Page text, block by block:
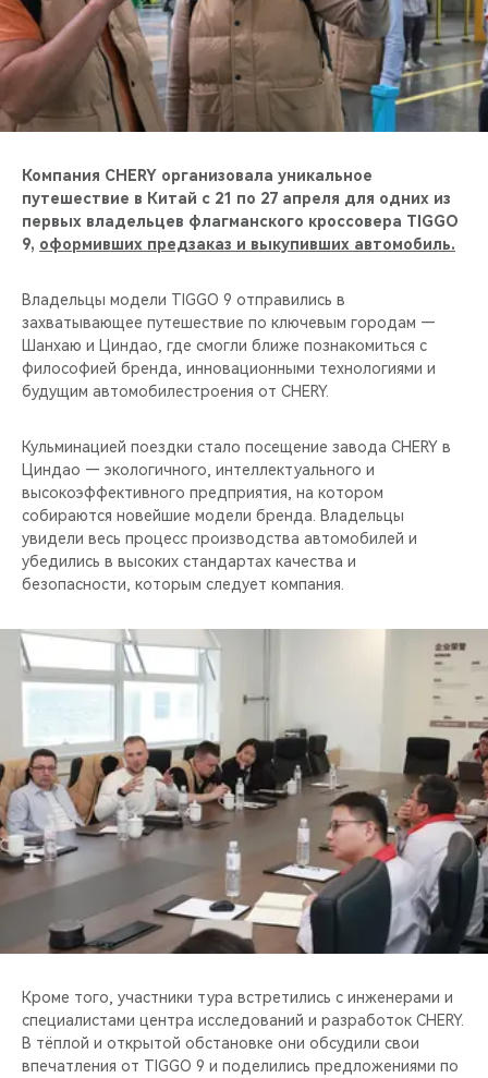
CHERY И СПОРТ
НАШИ МЕРОПРИЯТИЯ
ВИДЕООБЗОРЫ
CHERY ДЛЯ ДЕТЕЙ
Компания CHERY организовала уникальное
путешествие в Китай с 21 по 27 апреля для одних из
первых владельцев флагманского кроссовера TIGGO
9, оформивших предзаказ и выкупивших автомобиль.
Владельцы модели TIGGO 9 отправились в
захватывающее путешествие по ключевым городам —
Шанхаю и Циндао, где смогли ближе познакомиться с
философией бренда, инновационными технологиями и
будущим автомобилестроения от CHERY.
Кульминацией поездки стало посещение завода CHERY в
Циндао — экологичного, интеллектуального и
высокоэффективного предприятия, на котором
собираются новейшие модели бренда. Владельцы
увидели весь процесс производства автомобилей и
убедились в высоких стандартах качества и
безопасности, которым следует компания.
Кроме того, участники тура встретились с инженерами и
специалистами центра исследований и разработок CHERY.
В тёплой и открытой обстановке они обсудили свои
впечатления от TIGGO 9 и поделились предложениями по